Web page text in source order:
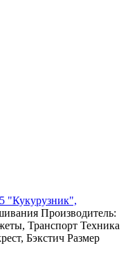
"Кукурузник",
Производитель:
Транспорт Техника
Бэкстич Размер